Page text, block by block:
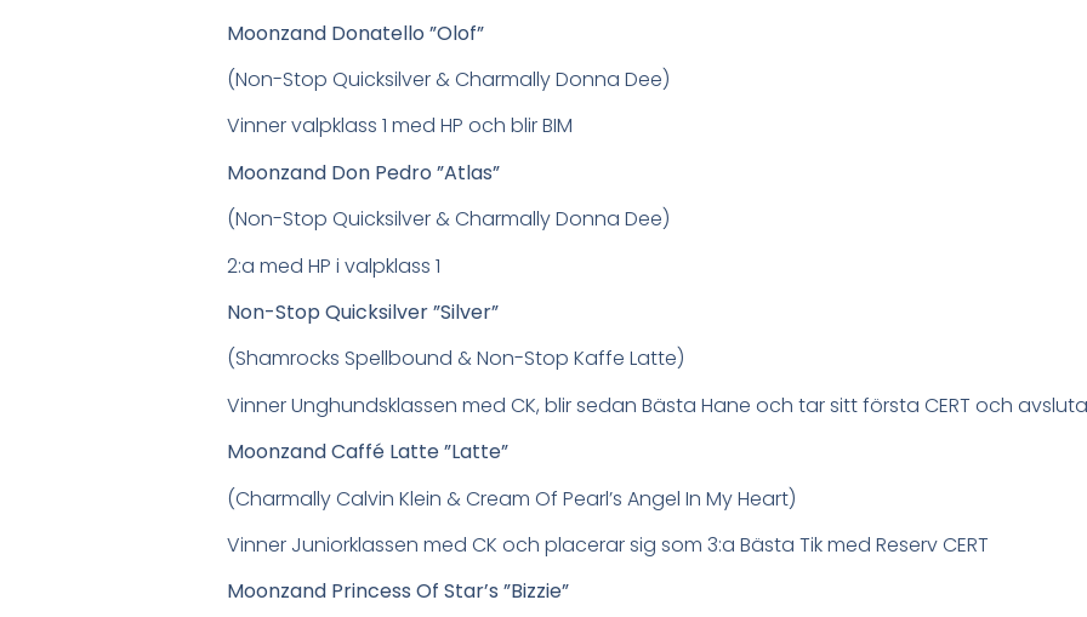
Moonzand Donatello ”Olof”
(Non-Stop Quicksilver & Charmally Donna Dee)
Vinner valpklass 1 med HP och blir BIM
Moonzand Don Pedro ”Atlas”
(Non-Stop Quicksilver & Charmally Donna Dee)
2:a med HP i valpklass 1
Non-Stop Quicksilver ”Silver”
(Shamrocks Spellbound & Non-Stop Kaffe Latte)
Vinner Unghundsklassen med CK, blir sedan Bästa Hane och tar sitt första CERT och
Moonzand Caffé Latte ”Latte”
(Charmally Calvin Klein & Cream Of Pearl’s Angel In My Heart)
Vinner Juniorklassen med CK och placerar sig som 3:a Bästa Tik med Reserv CERT
Moonzand Princess Of Star’s ”Bizzie”